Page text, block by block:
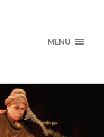
MENU